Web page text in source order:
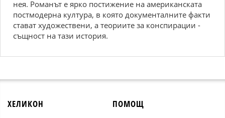
нея. Романът е ярко постижение на американската
постмодерна култура, в която документалните факти
стават художествени, а теориите за конспирации -
същност на тази история.
ХЕЛИКОН ПОМОЩ